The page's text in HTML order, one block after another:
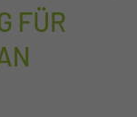
FÜR
D